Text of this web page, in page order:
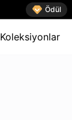
 Ödül
Koleksiyonlar